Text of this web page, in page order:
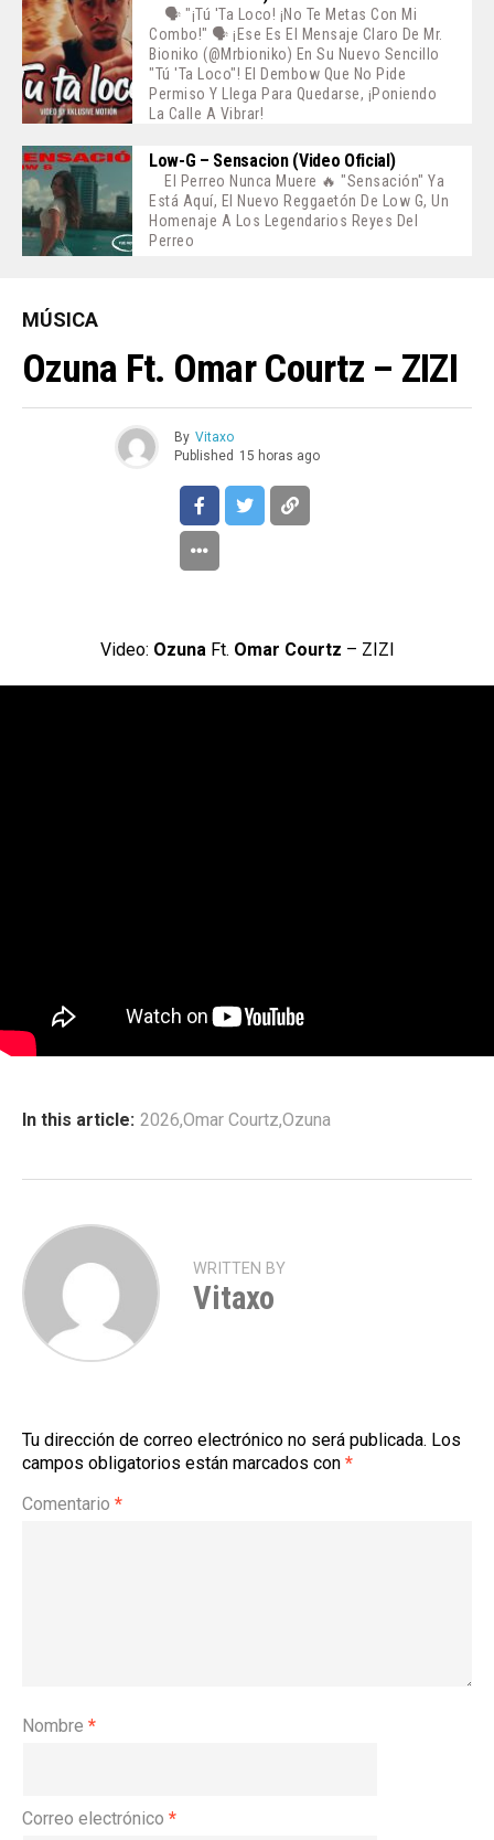
🗣️ "¡Tú 'ta Loco! ¡No Te Metas Con Mi
Combo!" 🗣️ ¡Ese Es El Mensaje Claro De Mr.
Bioniko (@mrbioniko) En Su Nuevo Sencillo
"Tú 'ta Loco"! El Dembow Que No Pide
Permiso Y Llega Para Quedarse, ¡poniendo
La Calle A Vibrar!
Low-G – Sensacion (Video Oficial)
El Perreo Nunca Muere 🔥 "Sensación" Ya
Está Aquí, El Nuevo Reggaetón De Low G, Un
Homenaje A Los Legendarios Reyes Del
Perreo
MÚSICA
Ozuna Ft. Omar Courtz – ZIZI
By Vitaxo
Published 15 horas ago
Video: Ozuna Ft. Omar Courtz – ZIZI
In this article: 2026,Omar Courtz,Ozuna
WRITTEN BY
Vitaxo
Tu dirección de correo electrónico no será publicada. Los
campos obligatorios están marcados con *
Comentario *
Nombre *
Correo electrónico *